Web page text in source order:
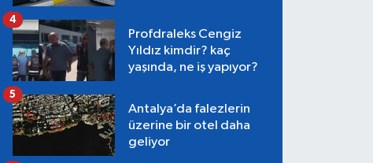
Profdraleks Cengiz
Yıldız kimdir? kaç
yaşında, ne iş yapıyor?
4
Antalya’da falezlerin
üzerine bir otel daha
geliyor
5